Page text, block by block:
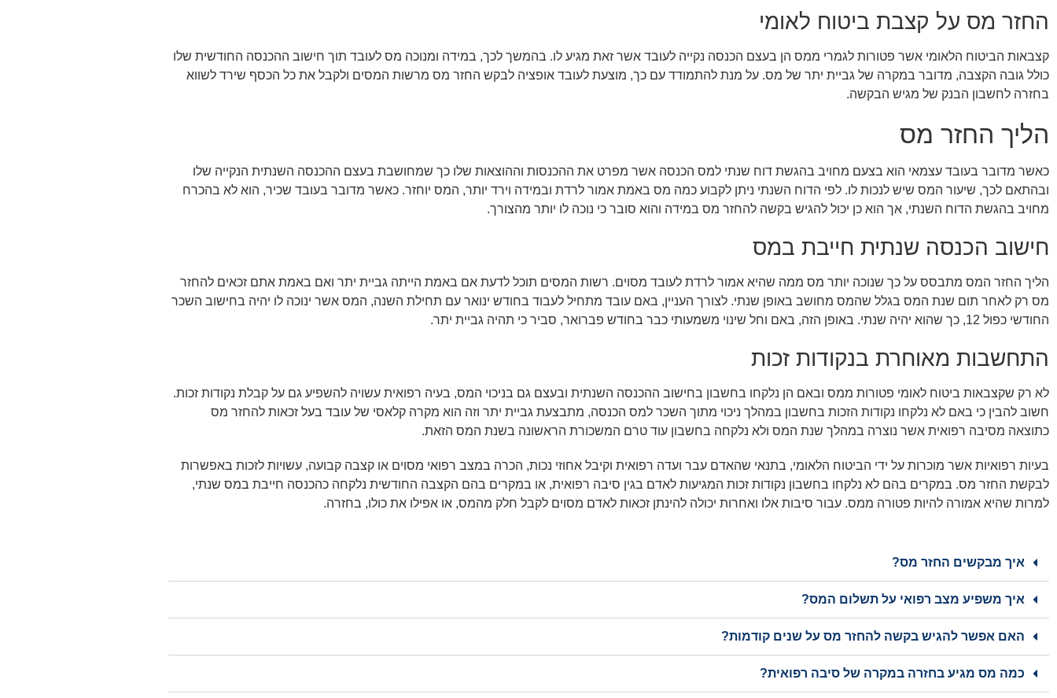
החזר מס על קצבת ביטוח לאומי
קצבאות הביטוח הלאומי אשר פטורות לגמרי ממס הן בעצם הכנסה נקייה לעובד אשר זאת מגיע לו. בהמשך לכך, במידה ומנוכה מס לעובד תוך חישוב ההכנסה החודשית שלו
כולל גובה הקצבה, מדובר במקרה של גביית יתר של מס. על מנת להתמודד עם כך, מוצעת לעובד אופציה לבקש החזר מס מרשות המסים ולקבל את כל הכסף שירד לשווא
בחזרה לחשבון הבנק של מגיש הבקשה.
הליך החזר מס
כאשר מדובר בעובד עצמאי הוא בצעם מחויב בהגשת דוח שנתי למס הכנסה אשר מפרט את ההכנסות וההוצאות שלו כך שמחושבת בעצם ההכנסה השנתית הנקייה שלו
ובהתאם לכך, שיעור המס שיש לנכות לו. לפי הדוח השנתי ניתן לקבוע כמה מס באמת אמור לרדת ובמידה וירד יותר, המס יוחזר. כאשר מדובר בעובד שכיר, הוא לא בהכרח
מחויב בהגשת הדוח השנתי, אך הוא כן יכול להגיש בקשה להחזר מס במידה והוא סובר כי נוכה לו יותר מהצורך.
חישוב הכנסה שנתית חייבת במס
הליך החזר המס מתבסס על כך שנוכה יותר מס ממה שהיא אמור לרדת לעובד מסוים. רשות המסים תוכל לדעת אם באמת הייתה גביית יתר ואם באמת אתם זכאים להחזר
מס רק לאחר תום שנת המס בגלל שהמס מחושב באופן שנתי. לצורך העניין, באם עובד מתחיל לעבוד בחודש ינואר עם תחילת השנה, המס אשר ינוכה לו יהיה בחישוב השכר
החודשי כפול 12, כך שהוא יהיה שנתי. באופן הזה, באם וחל שינוי משמעותי כבר בחודש פברואר, סביר כי תהיה גביית יתר.
התחשבות מאוחרת בנקודות זכות
לא רק שקצבאות ביטוח לאומי פטורות ממס ובאם הן נלקחו בחשבון בחישוב ההכנסה השנתית ובעצם גם בניכוי המס, בעיה רפואית עשויה להשפיע גם על קבלת נקודות זכות.
חשוב להבין כי באם לא נלקחו נקודות הזכות בחשבון במהלך ניכוי מתוך השכר למס הכנסה, מתבצעת גביית יתר וזה הוא מקרה קלאסי של עובד בעל זכאות להחזר מס
כתוצאה מסיבה רפואית אשר נוצרה במהלך שנת המס ולא נלקחה בחשבון עוד טרם המשכורת הראשונה בשנת המס הזאת.
בעיות רפואיות אשר מוכרות על ידי הביטוח הלאומי, בתנאי שהאדם עבר ועדה רפואית וקיבל אחוזי נכות, הכרה במצב רפואי מסוים או קצבה קבועה, עשויות לזכות באפשרות
לבקשת החזר מס. במקרים בהם לא נלקחו בחשבון נקודות זכות המגיעות לאדם בגין סיבה רפואית, או במקרים בהם הקצבה החודשית נלקחה כהכנסה חייבת במס שנתי,
למרות שהיא אמורה להיות פטורה ממס. עבור סיבות אלו ואחרות יכולה להינתן זכאות לאדם מסוים לקבל חלק מהמס, או אפילו את כולו, בחזרה.
איך מבקשים החזר מס?
איך משפיע מצב רפואי על תשלום המס?
האם אפשר להגיש בקשה להחזר מס על שנים קודמות?
כמה מס מגיע בחזרה במקרה של סיבה רפואית?